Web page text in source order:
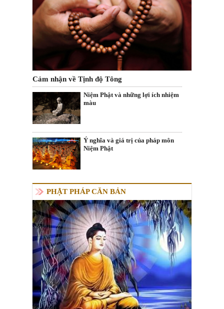
Cảm nhận về Tịnh độ Tông
Niệm Phật và những lợi ích nhiệm
màu
Ý nghĩa và giá trị của pháp môn
Niệm Phật
PHẬT PHÁP CĂN BẢN